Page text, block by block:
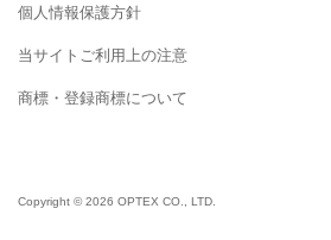
個人情報保護方針
当サイトご利用上の注意
商標・登録商標について
Copyright ©2026 OPTEX CO., LTD.